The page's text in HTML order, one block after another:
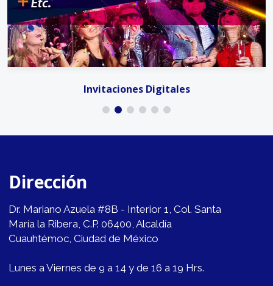
Invitaciones Digitales
Dirección
Dr. Mariano Azuela #8B - Interior 1, Col. Santa
María la Ribera, C.P. 06400, Alcaldía
Cuauhtémoc, Ciudad de México
Lunes a Viernes de 9 a 14 y de 16 a 19 Hrs.